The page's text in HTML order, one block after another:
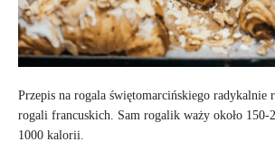
Przepis na rogala świętomarcińskiego radykalnie
rogali francuskich. Sam rogalik waży około 150-
1000 kalorii.